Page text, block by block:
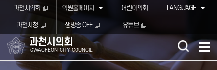
본문바로가기
과천시의회 의원홈페이지 어린이의회 LANGUAGE
과천시청 생방송 OFF 유튜브
과천시의회
GWACHEON-CITY COUNCIL